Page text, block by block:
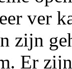
ver
zijn
Er